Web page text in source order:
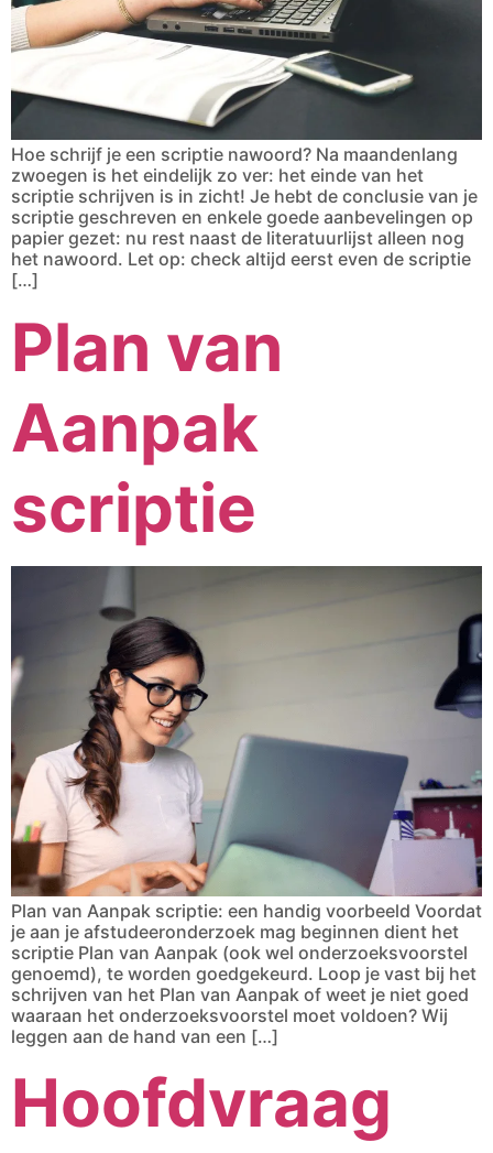
Hoe schrijf je een scriptie nawoord? Na maandenlang
zwoegen is het eindelijk zo ver: het einde van het
scriptie schrijven is in zicht! Je hebt de conclusie van je
scriptie geschreven en enkele goede aanbevelingen op
papier gezet: nu rest naast de literatuurlijst alleen nog
het nawoord. Let op: check altijd eerst even de scriptie
[…]
Plan van
Aanpak
scriptie
Plan van Aanpak scriptie: een handig voorbeeld Voordat
je aan je afstudeeronderzoek mag beginnen dient het
scriptie Plan van Aanpak (ook wel onderzoeksvoorstel
genoemd), te worden goedgekeurd. Loop je vast bij het
schrijven van het Plan van Aanpak of weet je niet goed
waaraan het onderzoeksvoorstel moet voldoen? Wij
leggen aan de hand van een […]
Hoofdvraag